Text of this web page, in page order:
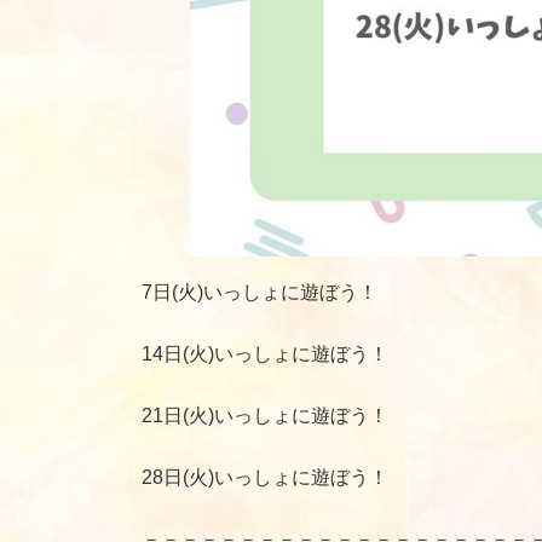
7日(火)いっしょに遊ぼう！
14日(火)いっしょに遊ぼう！
21日(火)いっしょに遊ぼう！
28日(火)いっしょに遊ぼう！